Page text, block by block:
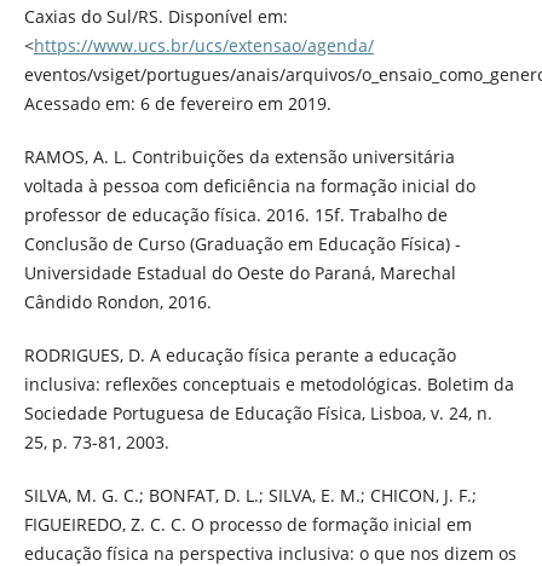
Caxias do Sul/RS. Disponível em:
<https://www.ucs.br/ucs/extensao/agenda/
eventos/vsiget/portugues/anais/arquivos/
Acessado em: 6 de fevereiro em 2019.
RAMOS, A. L. Contribuições da extensão universitária
voltada à pessoa com deficiência na formação inicial do
professor de educação física. 2016. 15f. Trabalho de
Conclusão de Curso (Graduação em Educação Física) -
Universidade Estadual do Oeste do Paraná, Marechal
Cândido Rondon, 2016.
RODRIGUES, D. A educação física perante a educação
inclusiva: reflexões conceptuais e metodológicas. Boletim da
Sociedade Portuguesa de Educação Física, Lisboa, v. 24, n.
25, p. 73-81, 2003.
SILVA, M. G. C.; BONFAT, D. L.; SILVA, E. M.; CHICON, J. F.;
FIGUEIREDO, Z. C. C. O processo de formação inicial em
educação física na perspectiva inclusiva: o que nos dizem os